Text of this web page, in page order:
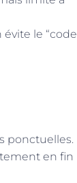
évite le “code
ponctuelles.
en fin